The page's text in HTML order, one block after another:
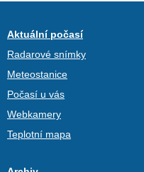
Aktuální počasí
Radarové snímky
Meteostanice
Počasí u vás
Webkamery
Teplotní mapa